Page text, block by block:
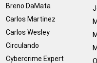
Breno DaMata
Carlos Martinez
Carlos Wesley
Circulando
Cybercrime Expert